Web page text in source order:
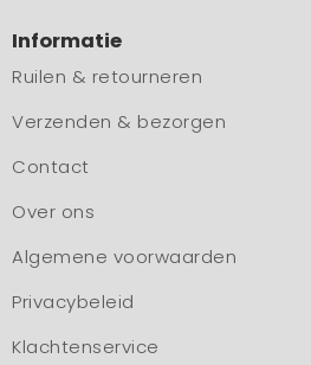
Informatie
Ruilen & retourneren
Verzenden & bezorgen
Contact
Over ons
Algemene voorwaarden
Privacybeleid
Klachtenservice